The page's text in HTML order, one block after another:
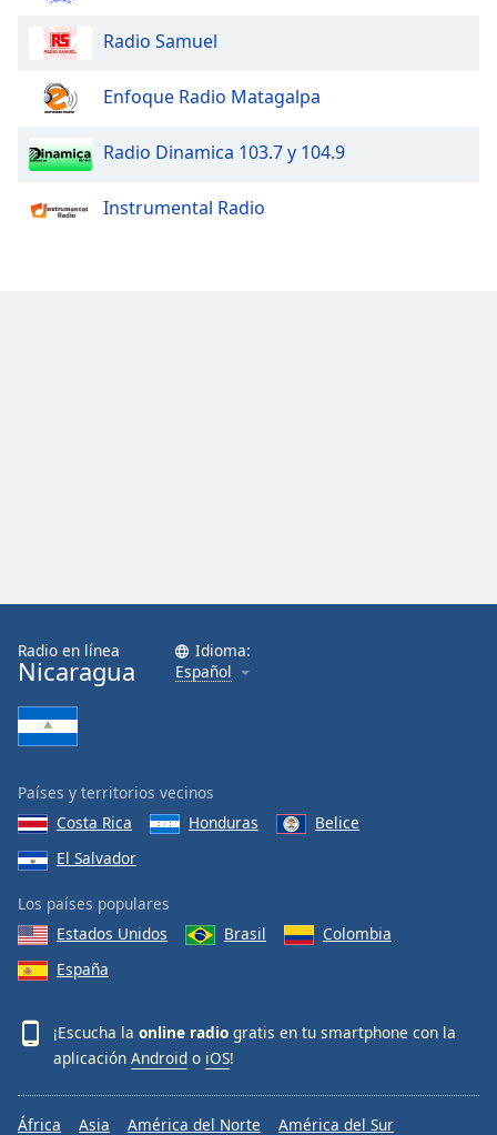
Radio Samuel
Enfoque Radio Matagalpa
Radio Dinamica 103.7 y 104.9
Instrumental Radio
Radio en línea
Nicaragua
Idioma:
Español
Países y territorios vecinos
Costa Rica
Honduras
Belice
El Salvador
Los países populares
Estados Unidos
Brasil
Colombia
España
¡Escucha la online radio gratis en tu smartphone con la
aplicación Android o iOS!
África Asia América del Norte América del Sur